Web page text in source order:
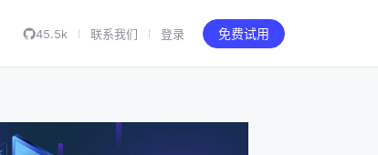
45.5k 联系我们 登录 免费试用